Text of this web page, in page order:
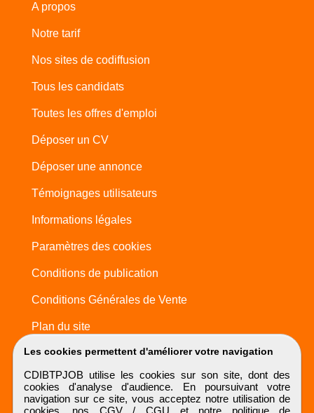
Les cookies permettent d'améliorer votre navigation
CDIBTPJOB utilise les cookies sur son site, dont des
cookies d'analyse d'audience. En poursuivant votre
navigation sur ce site, vous acceptez notre utilisation de
cookies, nos CGV / CGU et notre politique de
A propos
Notre tarif
Nos sites de codiffusion
Tous les candidats
Toutes les offres d'emploi
Déposer un CV
Déposer une annonce
Témoignages utilisateurs
Informations légales
Paramètres des cookies
Conditions de publication
Conditions Générales de Vente
Plan du site